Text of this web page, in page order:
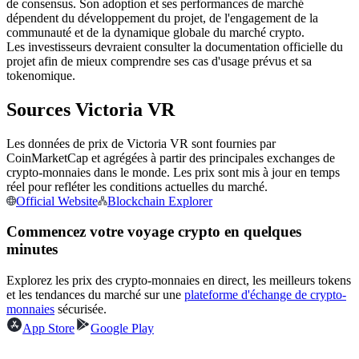
Futures utilisant l'USDC comme garantie
Copie de Trading
Rejoignez les meilleurs traders
de consensus. Son adoption et ses performances de marché
dépendent du développement du projet, de l'engagement de la
communauté et de la dynamique globale du marché crypto.
Les investisseurs devraient consulter la documentation officielle du
projet afin de mieux comprendre ses cas d'usage prévus et sa
tokenomique.
Sources Victoria VR
Les données de prix de Victoria VR sont fournies par
CoinMarketCap et agrégées à partir des principales exchanges de
crypto-monnaies dans le monde. Les prix sont mis à jour en temps
réel pour refléter les conditions actuelles du marché.
Official Website
Blockchain Explorer
Commencez votre voyage crypto en quelques
minutes
Explorez les prix des crypto-monnaies en direct, les meilleurs tokens
et les tendances du marché sur une plateforme d'échange de crypto-
monnaies sécurisée.
App Store
Google Play